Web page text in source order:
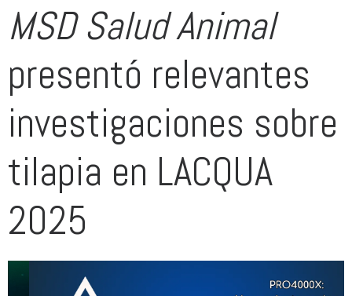
MSD Salud Animal
presentó relevantes
investigaciones sobre
tilapia en LACQUA
2025